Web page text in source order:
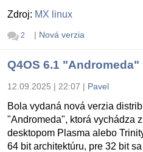
Zdroj: MX linux
2 | Nová verzia
Q4OS 6.1 "Andromeda"
12.09.2025 | 22:07 | Pavel
Bola vydaná nová verzia
"Andromeda", ktorá vychádza
desktopom Plasma alebo
64 bit architektúru, pre 32 bit